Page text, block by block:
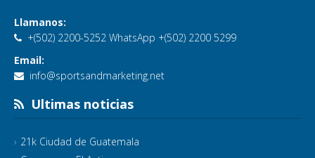
Llamanos:
+(502) 2200-5252 WhatsApp +(502) 2200 5299
Email:
info@sportsandmarketing.net
Ultimas noticias
21k Ciudad de Guatemala